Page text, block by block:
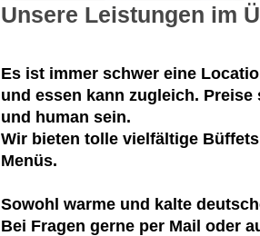
Unsere Leistungen im
Es ist immer schwer eine
und essen kann zugleich.
und human sein.
Wir bieten tolle vielfältige
Menüs.
Sowohl warme und kalte
Bei Fragen gerne per Mail oder